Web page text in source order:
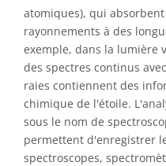
atomiques), qui
rayonnements à des
exemple, dans la lumière
des spectres continus
raies contiennent des
chimique de l'étoile.
sous le nom de
permettent d'enregistrer
spectroscopes,